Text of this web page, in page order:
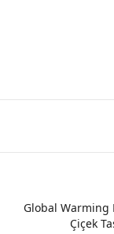
Global Warming
Çiçek